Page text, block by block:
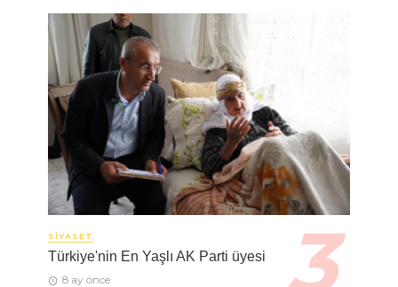
SIYASET
Türkiye'nin En Yaşlı AK Parti üyesi
8 ay önce